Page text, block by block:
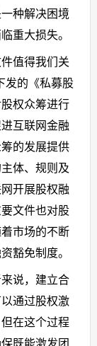
种解决困境
重大损失。
值得我们关
发的《私募股
权众筹进行
互联网金融
的发展提供
体、规则及
开展股权融
文件也对股
市场的不断
豁免制度。
说，建立合
通过股权激
在这个过程
既能激发团